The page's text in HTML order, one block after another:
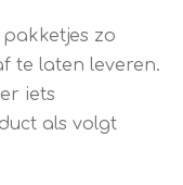
zo
te laten leveren.
iets
als volgt